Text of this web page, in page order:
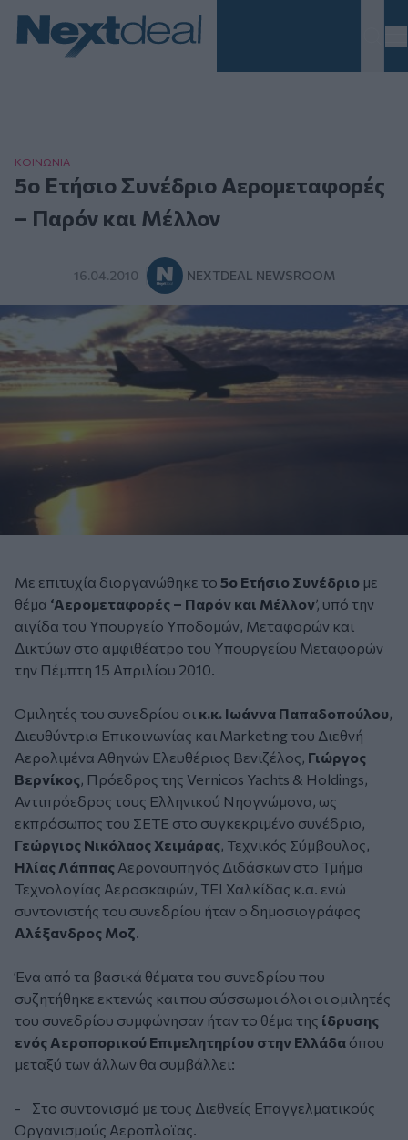
ΚΟΙΝΩΝΙΑ
5ο Ετήσιο Συνέδριο Αερομεταφορές
– Παρόν και Μέλλον
16.04.2010 NEXTDEAL NEWSROOM
Με επιτυχία διοργανώθηκε το 5ο Ετήσιο Συνέδριο με
θέμα ‘Αερομεταφορές – Παρόν και Μέλλον’, υπό την
αιγίδα του Υπουργείο Υποδομών, Μεταφορών και
Δικτύων στο αμφιθέατρο του Υπουργείου Μεταφορών
την Πέμπτη 15 Απριλίου 2010.
Ομιλητές του συνεδρίου οι κ.κ. Ιωάννα Παπαδοπούλου,
Διευθύντρια Επικοινωνίας και Marketing του Διεθνή
Αερολιμένα Αθηνών Ελευθέριος Βενιζέλος, Γιώργος
Βερνίκος, Πρόεδρος της Vernicos Yachts & Holdings,
Αντιπρόεδρος τους Ελληνικού Νηογνώμονα, ως
εκπρόσωπος του ΣΕΤΕ στο συγκεκριμένο συνέδριο,
Γεώργιος Νικόλαος Χειμάρας, Τεχνικός Σύμβουλος,
Ηλίας Λάππας Αεροναυπηγός Διδάσκων στο Τμήμα
Τεχνολογίας Αεροσκαφών, ΤΕΙ Χαλκίδας κ.α. ενώ
συντονιστής του συνεδρίου ήταν ο δημοσιογράφος
Αλέξανδρος Μοζ.
Ένα από τα βασικά θέματα του συνεδρίου που
συζητήθηκε εκτενώς και που σύσσωμοι όλοι οι ομιλητές
του συνεδρίου συμφώνησαν ήταν το θέμα της ίδρυσης
ενός Αεροπορικού Επιμελητηρίου στην Ελλάδα όπου
μεταξύ των άλλων θα συμβάλλει:
- Στο συντονισμό με τους Διεθνείς Επαγγελματικούς
Οργανισμούς Αεροπλοϊας.